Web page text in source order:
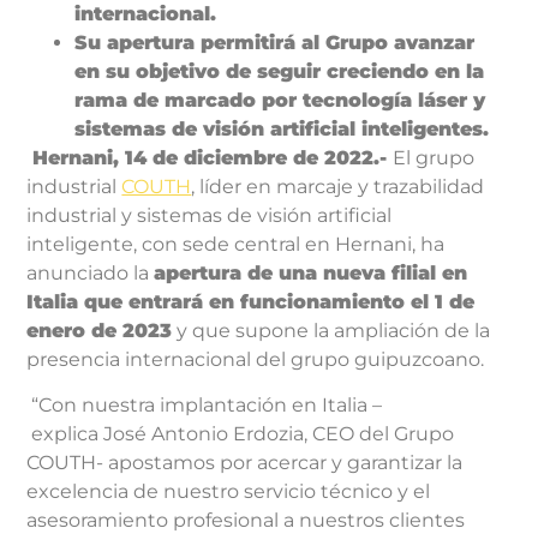
internacional.
Su apertura permitirá al Grupo avanzar
en su objetivo de seguir creciendo en la
rama de marcado por tecnología láser y
sistemas de visión artificial inteligentes.
Hernani, 14 de diciembre de 2022.- El grupo
industrialCOUTH, líder en marcaje y trazabilidad
industrial y sistemas de visión artificial
inteligente, con sede central en Hernani, ha
anunciado laapertura de una nueva filial en
Italia que entrará en funcionamiento el 1 de
enero de 2023 y que supone la ampliación de la
presencia internacional del grupo guipuzcoano.
“Con nuestra implantación en Italia –
explica José Antonio Erdozia, CEO del Grupo
COUTH- apostamos por acercar y garantizar la
excelencia de nuestro servicio técnico y el
asesoramiento profesional a nuestros clientes